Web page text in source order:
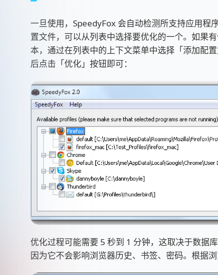
一旦使用，SpeedyFox 会自动检测所支持应用程
置文件，可以从列表中选择要优化的一个。如果
本，通过在列表中的上下文菜单中选择「添加配
后点击「优化」按钮即可：
优化过程可能需要 5 秒到 1 分钟，这取决于数据
因为它不会影响浏览器历史、书签、密码。根据